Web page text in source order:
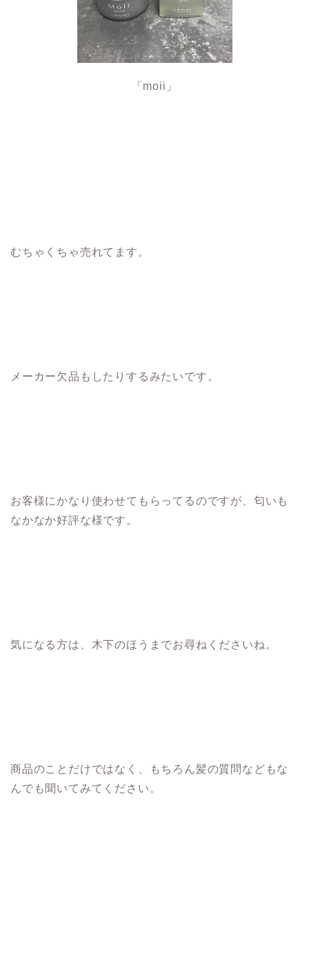
「moii」
むちゃくちゃ売れてます。
メーカー欠品もしたりするみたいです。
お客様にかなり使わせてもらってるのですが、匂いも
なかなか好評な様です。
気になる方は、木下のほうまでお尋ねくださいね。
商品のことだけではなく、もちろん髪の質問などもな
んでも聞いてみてください。